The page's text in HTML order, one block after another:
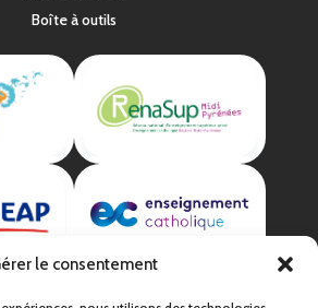
le consentement
Boîte à outils